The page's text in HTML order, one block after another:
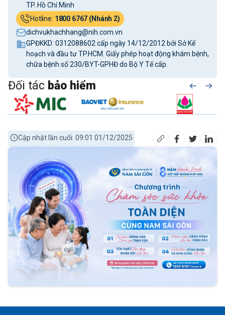
TP. Hồ Chí Minh
Hotline: 1800 6767 (Nhánh 2)
dichvukhachhang@nih.com.vn
GPĐKKD: 0312088602 cấp ngày 14/12/2012 bởi Sở Kế
hoạch và đầu tư TP.HCM. Giấy phép hoạt động khám bệnh,
chữa bệnh số 230/BYT-GPHĐ do Bộ Y Tế cấp.
Đối tác bảo hiểm
Cập nhật lần cuối: 09:01 01/12/2025